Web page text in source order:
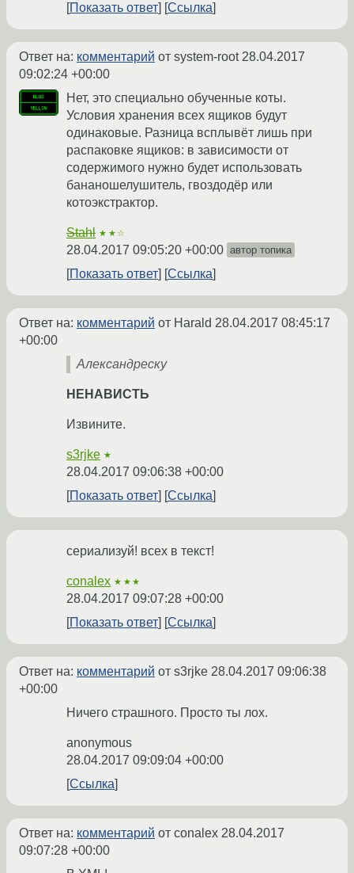
Показать ответ Ссылка
Ответ на: комментарий от system-root28.04.2017
09:02:24 +00:00
Нет, это специально обученные коты.
Условия хранения всех ящиков будут
одинаковые. Разница всплывёт лишь при
распаковке ящиков: в зависимости от
содержимого нужно будет использовать
бананошелушитель, гвоздодёр или
котоэкстрактор.
Stahl ★★☆
28.04.2017 09:05:20 +00:00 автор топика
Показать ответ Ссылка
Ответ на: комментарий от Harald 28.04.2017 08:45:17
+00:00
Александреску
НЕНАВИСТЬ
Извините.
s3rjke ★
28.04.2017 09:06:38 +00:00
Показать ответ
Ссылка
сериализуй! всех в текст!
conalex ★★★
28.04.2017 09:07:28 +00:00
Показать ответ
Ссылка
Ответ на: комментарий от s3rjke 28.04.2017 09:06:38
+00:00
Ничего страшного. Просто ты лох.
anonymous
28.04.2017 09:09:04 +00:00
Ссылка
Ответ на: комментарий от conalex 28.04.2017
09:07:28 +00:00